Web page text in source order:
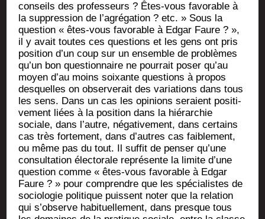
conseils des pro­fes­seurs ? Êtes-vous favo­rable à
la sup­pres­sion de l’agrégation ? etc. » Sous la
ques­tion « êtes-vous favo­rable à Edgar Faure ? »,
il y avait toutes ces ques­tions et les gens ont pris
posi­tion d’un coup sur un ensemble de pro­blèmes
qu’un bon ques­tion­naire ne pour­rait poser qu’au
moyen d’au moins soixante ques­tions à pro­pos
des­quelles on obser­ve­rait des varia­tions dans tous
les sens. Dans un cas les opi­nions seraient posi­ti­
ve­ment liées à la posi­tion dans la hié­rar­chie
sociale, dans l’autre, néga­ti­ve­ment, dans cer­tains
cas très for­te­ment, dans d’autres cas fai­ble­ment,
ou même pas du tout. Il suf­fit de pen­ser qu’une
consul­ta­tion élec­to­rale repré­sente la limite d’une
ques­tion comme « êtes-vous favo­rable à Edgar
Faure ? » pour com­prendre que les spé­cia­listes de
socio­lo­gie poli­tique puissent noter que la rela­tion
qui s’observe habi­tuel­le­ment, dans presque tous